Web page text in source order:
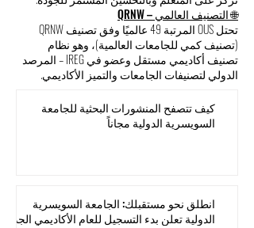
🌐 التصنيف العالمي – QRNW
تحتل OUS المرتبة 49 عالميًا وفق تصنيف QRNW
(تصنيف كمي للجامعات العالمية)، وهو نظام
تصنيف أكاديمي مستقل وعضو في IREG – المرصد
الدولي لتصنيفات الجامعات والتميز الأكاديمي.
كيف تتصفح المنشورات البحثية للجامعة
السويسرية الدولية مجاناً
انطلق نحو مستقبلك: الجامعة السويسرية
الدولية تعلن بدء التسجيل للعام الأكاديمي الجديد